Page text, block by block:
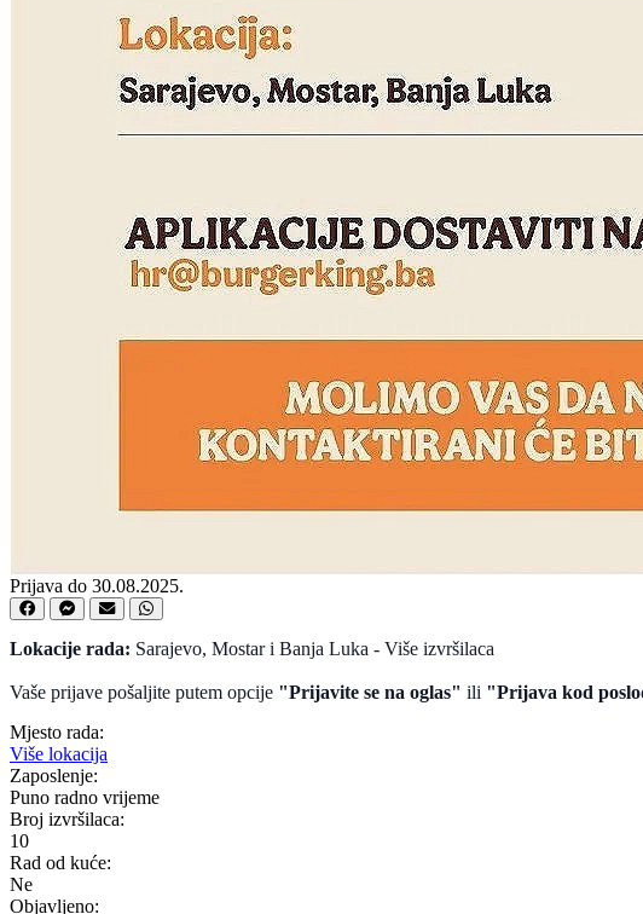
Prijava do 30.08.2025.
Lokacije rada: Sarajevo, Mostar i Banja Luka - Više izvršilaca
Vaše prijave pošaljite putem opcije "Prijavite se na oglas" ili "Prijava kod
Mjesto rada:
Više lokacija
Zaposlenje:
Puno radno vrijeme
Broj izvršilaca:
10
Rad od kuće:
Ne
Objavljeno: